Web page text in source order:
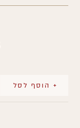
+ הוסף לסל